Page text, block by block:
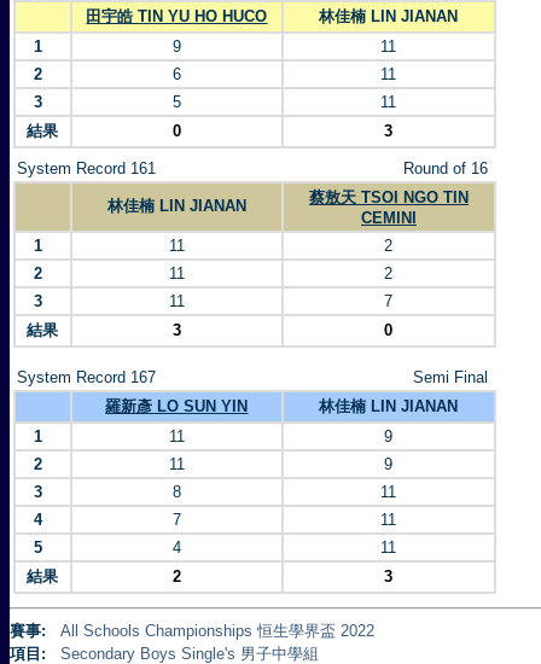
田宇皓 TIN YU HO HUCO
林佳楠 LIN JIANAN
1
9
11
2
6
11
3
5
11
結果
0 3
System Record 161 Round of 16
林佳楠 LIN JIANAN
蔡敖天 TSOI NGO TIN
CEMINI
1
11
2
2
11
2
3
11
7
結果
3 0
System Record 167
Semi Final
羅新彥 LO SUN YIN
林佳楠 LIN JIANAN
1
11
9
2
11
9
3
8
11
4
7
11
5
4
11
結果
2 3
賽事:
All Schools Championships 恒生學界盃 2022
項目:
Secondary Boys Single's 男子中學組